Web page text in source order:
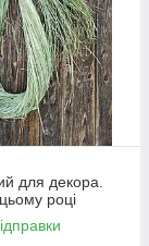
для декора.
році